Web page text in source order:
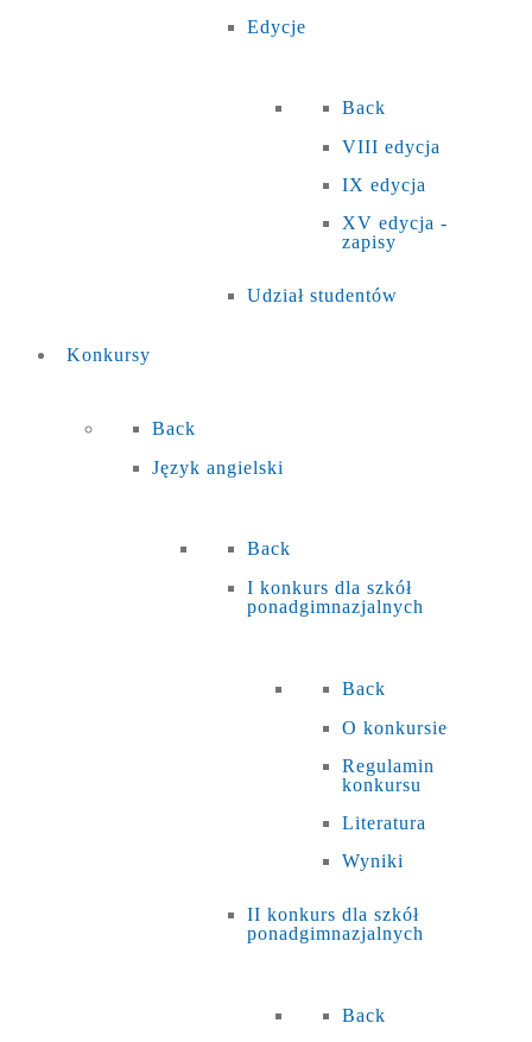
Edycje
Back
VIII edycja
IX edycja
XV edycja -
zapisy
Udział studentów
Konkursy
Back
Język angielski
Back
I konkurs dla szkół
ponadgimnazjalnych
Back
O konkursie
Regulamin
konkursu
Literatura
Wyniki
II konkurs dla szkół
ponadgimnazjalnych
Back